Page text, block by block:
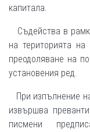
капитала.
Съдейства в
на територията
преодоляване на
установения ред.
При изпълнение
извършва
писмени